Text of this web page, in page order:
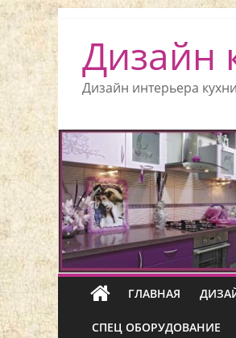
Дизайн
Дизайн интерьера
ГЛАВНАЯ
СПЕЦ ОБОРУДОВАНИЕ